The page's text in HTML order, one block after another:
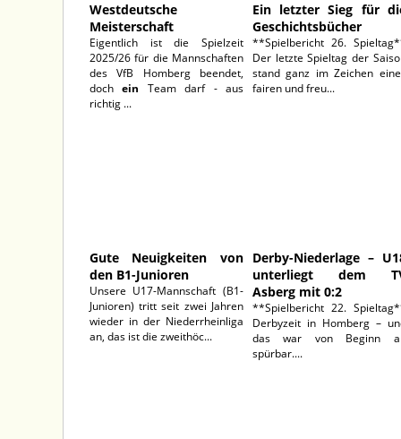
Westdeutsche
Meisterschaft
Eigentlich ist die Spielzeit
2025/26 für die Mannschaften
des VfB Homberg beendet,
dochein Team darf - aus
richtig ...
Ein letzter Sieg für
Geschichtsbücher
**Spielbericht 26.
Der letzte Spieltag der
stand ganz im Zeichen
fairen und freu...
Gute Neuigkeiten von
den B1-Junioren
Unsere U17-Mannschaft (B1-
Junioren) tritt seit zwei Jahren
wieder in der Niederrheinliga
an, das ist die zweithöc...
Derby-Niederlage –
unterliegt dem
Asberg mit 0:2
**Spielbericht 22.
Derbyzeit in Homberg –
das war von Beginn
spürbar....